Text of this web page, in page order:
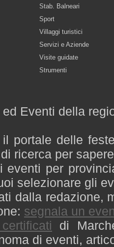
Stab. Balneari
Sport
Villaggi turistici
Servizi e Aziende
Visite guidate
Strumenti
Eventi della
portale delle
ricerca per
eventi per
selezionare gli
dalla redazione,
segnala un
di
di eventi,